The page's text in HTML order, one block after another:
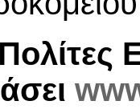
Πολίτες